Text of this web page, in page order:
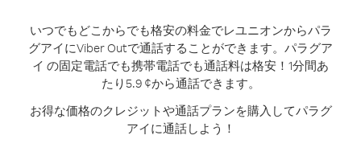
いつでもどこからでも格安の料金でレユニオンからパラ
グアイにViber Outで通話することができます。 パラグア
イ の固定電話でも携帯電話でも通話料は格安！1分間あ
たり5.9 ¢から通話できます。
お得な価格のクレジットや通話プランを購入してパラグ
アイに通話しよう！